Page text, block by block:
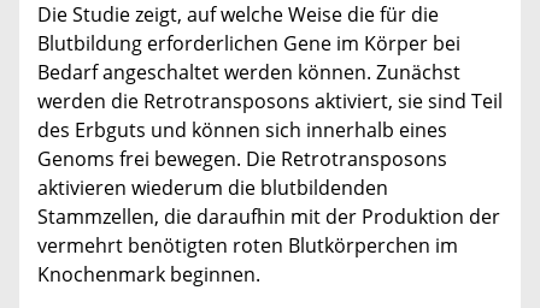
Die Studie zeigt, auf welche Weise die für die
Blutbildung erforderlichen Gene im Körper bei
Bedarf angeschaltet werden können. Zunächst
werden die Retrotransposons aktiviert, sie sind Teil
des Erbguts und können sich innerhalb eines
Genoms frei bewegen. Die Retrotransposons
aktivieren wiederum die blutbildenden
Stammzellen, die daraufhin mit der Produktion der
vermehrt benötigten roten Blutkörperchen im
Knochenmark beginnen.